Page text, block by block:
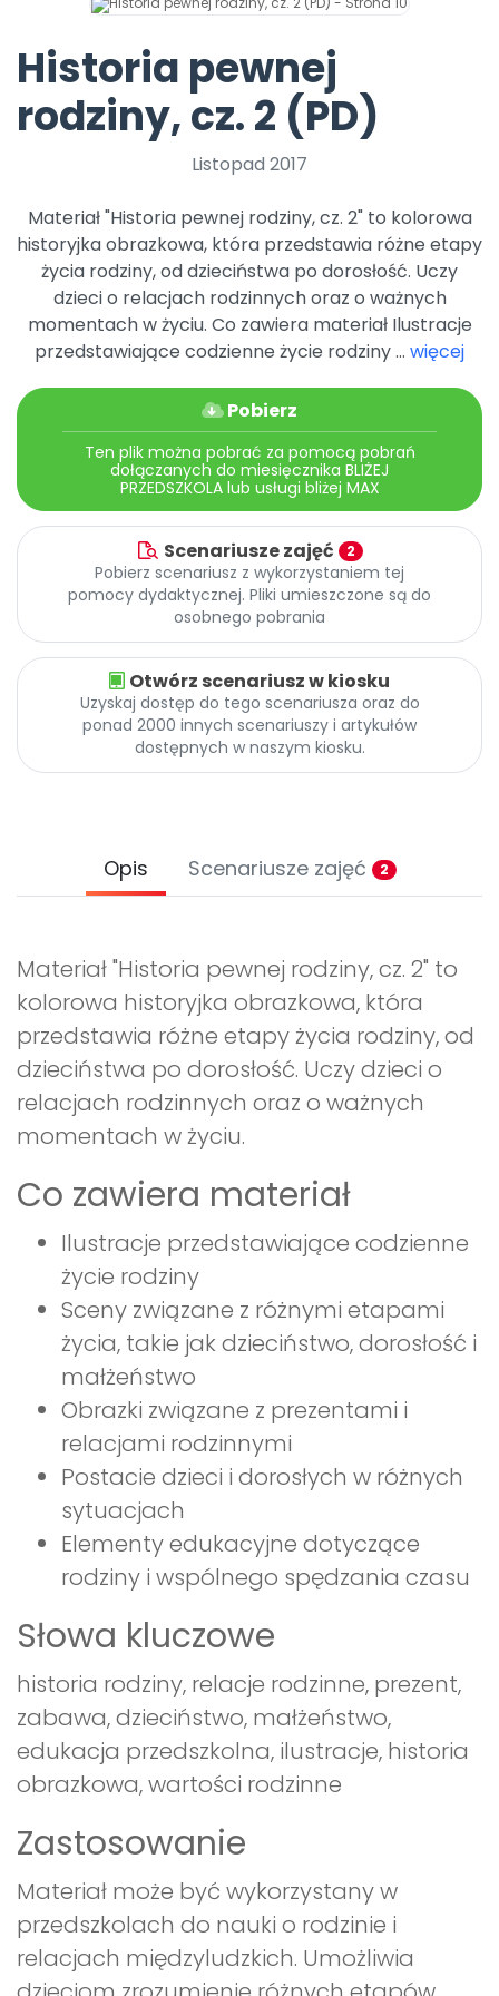
Promocje
Historia pewnej
rodziny, cz. 2 (PD)
Listopad 2017
Materiał "Historia pewnej rodziny, cz. 2" to kolorowa
historyjka obrazkowa, która przedstawia różne etapy
życia rodziny, od dzieciństwa po dorosłość. Uczy
dzieci o relacjach rodzinnych oraz o ważnych
momentach w życiu. Co zawiera materiał Ilustracje
przedstawiające codzienne życie rodziny ... więcej
Pobierz
Ten plik można pobrać za pomocą pobrań
dołączanych do miesięcznika BLIŻEJ
PRZEDSZKOLA lub usługi bliżej MAX
Scenariusze zajęć 2
Pobierz scenariusz z wykorzystaniem tej
pomocy dydaktycznej. Pliki umieszczone są do
osobnego pobrania
Otwórz scenariusz w kiosku
Uzyskaj dostęp do tego scenariusza oraz do
ponad 2000 innych scenariuszy i artykułów
dostępnych w naszym kiosku.
Opis Scenariusze zajęć 2
Materiał "Historia pewnej rodziny, cz. 2" to
kolorowa historyjka obrazkowa, która
przedstawia różne etapy życia rodziny, od
dzieciństwa po dorosłość. Uczy dzieci o
relacjach rodzinnych oraz o ważnych
momentach w życiu.
Co zawiera materiał
Ilustracje przedstawiające codzienne
życie rodziny
Sceny związane z różnymi etapami
życia, takie jak dzieciństwo, dorosłość i
małżeństwo
Obrazki związane z prezentami i
relacjami rodzinnymi
Postacie dzieci i dorosłych w różnych
sytuacjach
Elementy edukacyjne dotyczące
rodziny i wspólnego spędzania czasu
Słowa kluczowe
historia rodziny, relacje rodzinne, prezent,
zabawa, dzieciństwo, małżeństwo,
edukacja przedszkolna, ilustracje, historia
obrazkowa, wartości rodzinne
Zastosowanie
Materiał może być wykorzystany w
przedszkolach do nauki o rodzinie i
relacjach międzyludzkich. Umożliwia